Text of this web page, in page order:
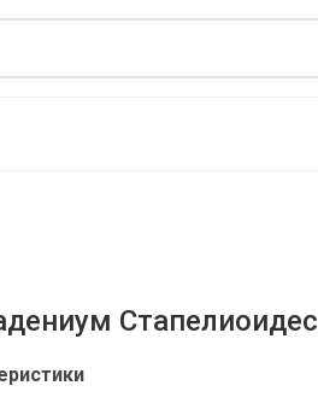
Стапелиоидес